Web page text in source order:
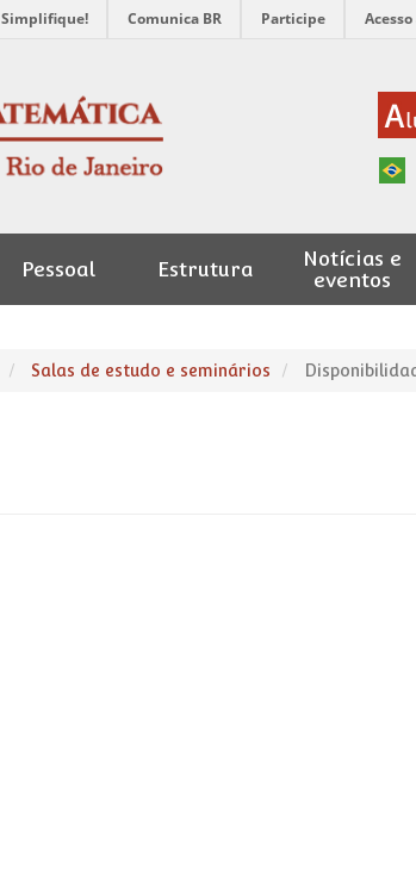
Simplifique! Comunica BR Participe
Pessoal Estrutura
Notícias e
eventos
Salas de estudo e seminários